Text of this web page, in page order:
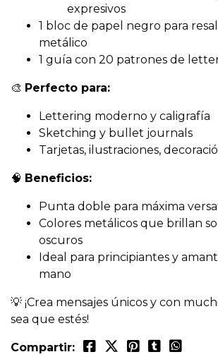
expresivos
1 bloc de papel negro para
metálico
1 guía con 20 patrones de
🎨 Perfecto para:
Lettering moderno y caligrafía
Sketching y bullet journals
Tarjetas, ilustraciones,
🧠 Beneficios:
Punta doble para máxima
Colores metálicos que brillan
oscuros
Ideal para principiantes y
mano
💡 ¡Crea mensajes únicos y con
sea que estés!
Compartir: